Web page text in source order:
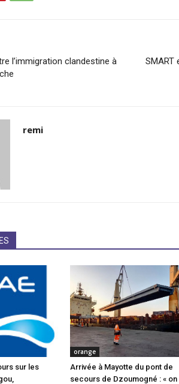
l’immigration clandestine à
SMART
remi
sur les
orange
Arrivée à Mayotte du pont de
secours de Dzoumogné : « on